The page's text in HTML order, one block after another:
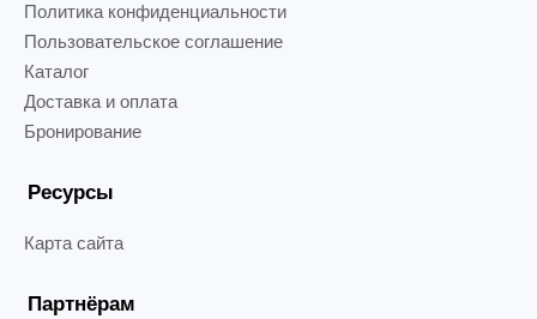
Политика конфиденциальности
Пользовательское соглашение
Каталог
Доставка и оплата
Бронирование
Ресурсы
Карта сайта
Партнёрам